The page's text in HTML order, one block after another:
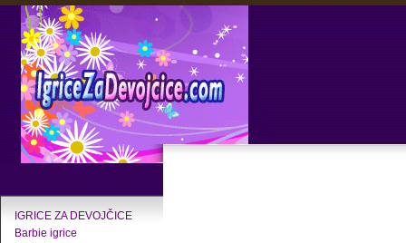
IGRICE ZA DEVOJČICE
Barbie igrice